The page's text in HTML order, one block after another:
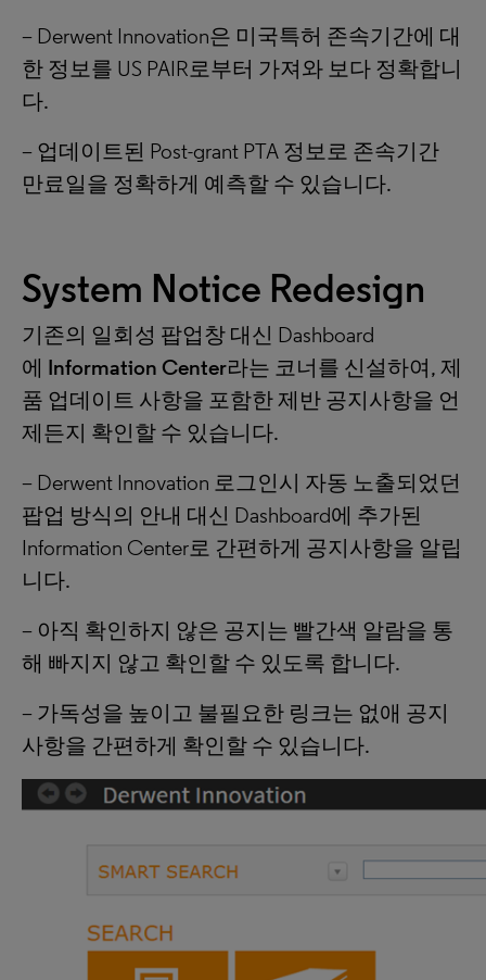
– Derwent Innovation은 미국특허 존속기간에 대
한 정보를 US PAIR로부터 가져와 보다 정확합니
다.
– 업데이트된 Post-grant PTA 정보로 존속기간
만료일을 정확하게 예측할 수 있습니다.
System Notice Redesign
기존의 일회성 팝업창 대신 Dashboard
에 Information Center라는 코너를 신설하여, 제
품 업데이트 사항을 포함한 제반 공지사항을 언
제든지 확인할 수 있습니다.
– Derwent Innovation 로그인시 자동 노출되었던
팝업 방식의 안내 대신 Dashboard에 추가된
Information Center로 간편하게 공지사항을 알립
니다.
– 아직 확인하지 않은 공지는 빨간색 알람을 통
해 빠지지 않고 확인할 수 있도록 합니다.
– 가독성을 높이고 불필요한 링크는 없애 공지
사항을 간편하게 확인할 수 있습니다.